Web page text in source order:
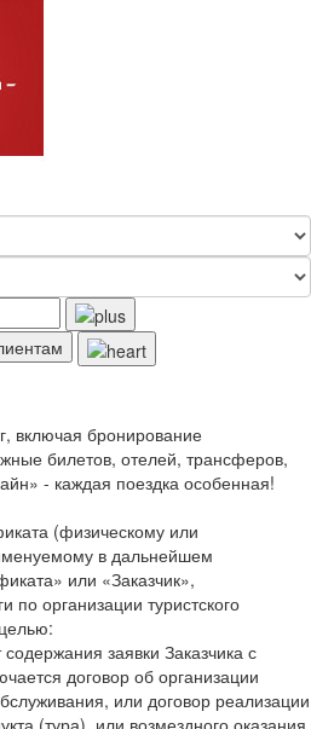
включая бронирование
билетов, отелей, трансферов,
- каждая поездка особенная!
(физическому или
в дальнейшем
или «Заказчик»,
по организации туристского
содержания заявки Заказчика с
договор об организации
или договор реализации
(тура), или возмездного оказания